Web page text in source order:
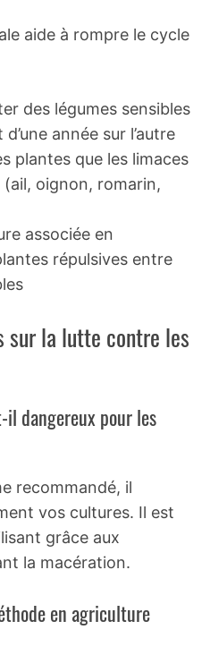
aide à rompre le cycle
des légumes sensibles
année sur l’autre
plantes que les limaces
(ail, oignon, romarin,
associée en
répulsives entre
sur la lutte contre les
dangereux pour les
recommandé, il
vos cultures. Il est
grâce aux
la macération.
en agriculture